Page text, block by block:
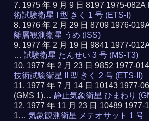
1975 年 9 月 9 日 8197 1975-
術試験衛星 I 型 きく 1 号 (ETS-I)
1976 年 2 月 29 日 8709 1976-
離層観測衛星 うめ (ISS)
1977 年 2 月 19 日 9841 1977-
…試験衛星 たんせい 3 号 (MS-T3)
1977 年 2 月 23 日 9852 1977-
技術試験衛星 II 型 きく 2 号 (ETS-II)
1977 年 7 月 14 日 10143 1977-
(GMS 1)…静止気象衛星 ひまわり
1977 年 11 月 23 日 10489 1977-
1…気象観測衛星 メテオサット 1 号